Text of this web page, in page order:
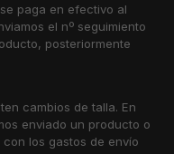
paga en efectivo al
el nº seguimiento
posteriormente
cambios de talla. En
enviado un producto o
los gastos de envío